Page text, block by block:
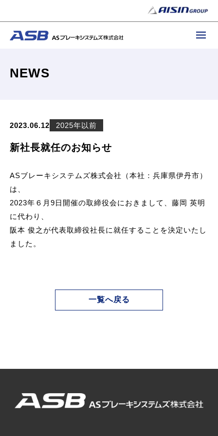
NEWS
2023.06.12 2025年以前
新社長就任のお知らせ
ASブレーキシステムズ株式会社（本社：兵庫県伊丹市）
は、
2023年６月9日開催の取締役会におきまして、藤岡 英明
に代わり、
阪本 俊之が代表取締役社長に就任することを決定いたし
ました。
一覧へ戻る